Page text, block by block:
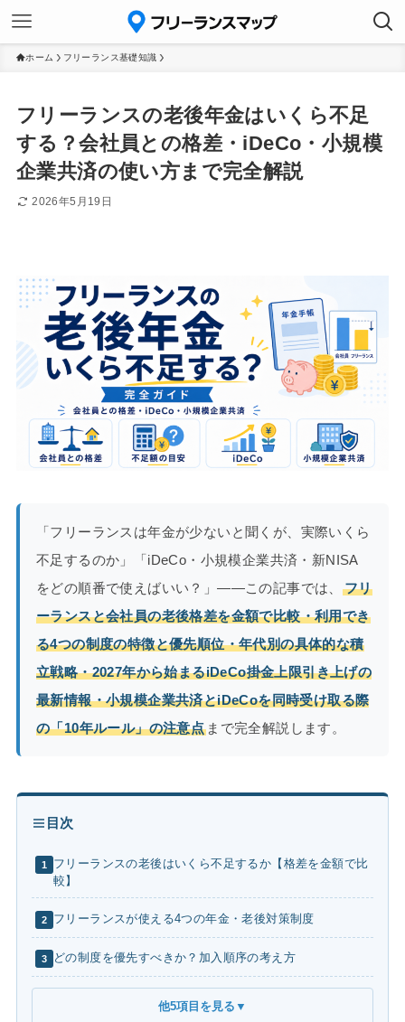
ホーム フリーランス基礎知識
フリーランスの老後年金はいくら不足
する？会社員との格差・iDeCo・小規模
企業共済の使い方まで完全解説
2026年5月19日
「フリーランスは年金が少ないと聞くが、実際いくら
不足するのか」「iDeCo・小規模企業共済・新NISA
をどの順番で使えばいい？」——この記事では、
フリ
ーランスと会社員の老後格差を金額で比較・利用でき
る4つの制度の特徴と優先順位・年代別の具体的な積
立戦略・2027年から始まるiDeCo掛金上限引き上げの
最新情報・小規模企業共済とiDeCoを同時受け取る際
の「10年ルール」の注意点 まで完全解説します。
目次
1
フリーランスの老後はいくら不足するか【格差を金額で比
較】
2 フリーランスが使える4つの年金・老後対策制度
3 どの制度を優先すべきか？加入順序の考え方
他5項目を見る ▼